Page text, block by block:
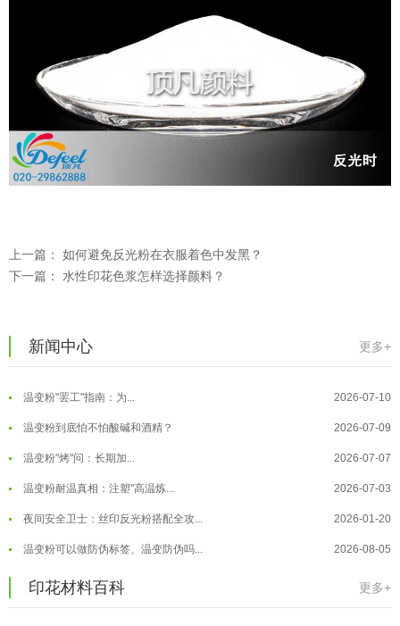
上一篇： 如何避免反光粉在衣服着色中发黑？
下一篇： 水性印花色浆怎样选择颜料？
新闻中心 更多+
温变粉适合做热变还是冷变？
温变粉"罢工"指南：为... 2026-07-10
温变粉到底怕不怕酸碱和酒精？ 2026-07-09
温变粉"烤"问：长期加... 2026-07-07
温变粉耐温真相：注塑"高温炼... 2026-07-03
夜间安全卫士：丝印反光粉搭配全攻... 2026-01-20
温变粉可以做防伪标签、温变防伪吗... 2026-08-05
温变粉注塑后表面翻车？粗糙、颗粒... 2026-07-28
印花材料百科 更多+
温变粉丝印到底用多少目网版？这篇... 2026-06-11
反光粉太久不用结块要怎么处理？ 2025-07-11
印花温变粉最适合用在什么行业上呢... 2025-06-20